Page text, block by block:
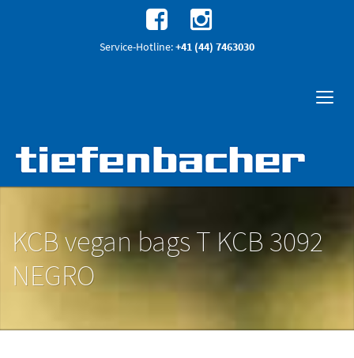
Service-Hotline:+41 (44) 7463030
KCB vegan bags T KCB 3092
NEGRO